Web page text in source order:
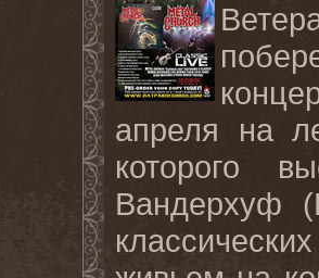
апреля на
которого
Вандерхуф (